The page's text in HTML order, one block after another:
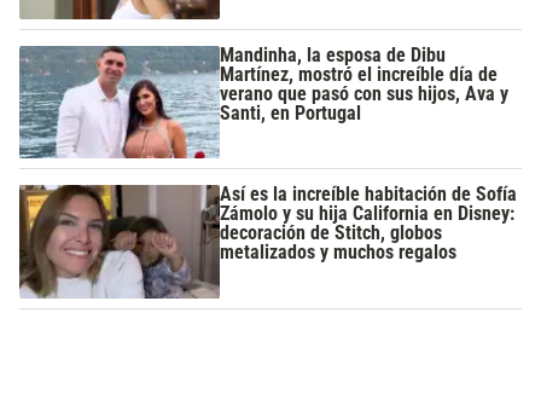
Mandinha, la esposa de Dibu
Martínez, mostró el increíble día de
verano que pasó con sus hijos, Ava y
Santi, en Portugal
Así es la increíble habitación de Sofía
Zámolo y su hija California en Disney:
decoración de Stitch, globos
metalizados y muchos regalos